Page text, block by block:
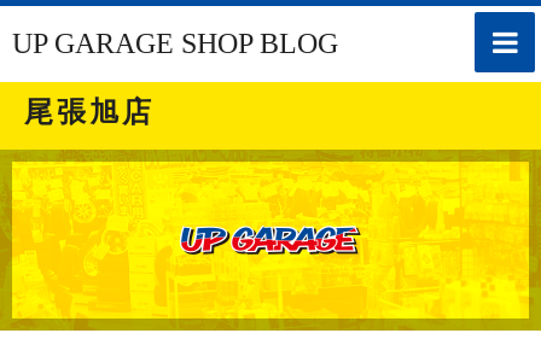
toggle
UP GARAGE SHOP BLOG
尾張旭店